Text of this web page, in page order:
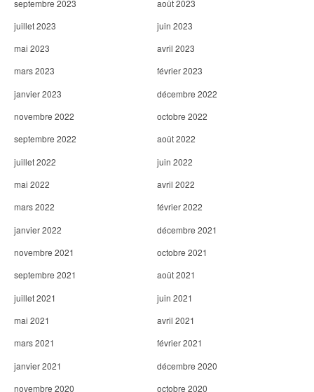
septembre 2023
août 2023
juillet 2023
juin 2023
mai 2023
avril 2023
mars 2023
février 2023
janvier 2023
décembre 2022
novembre 2022
octobre 2022
septembre 2022
août 2022
juillet 2022
juin 2022
mai 2022
avril 2022
mars 2022
février 2022
janvier 2022
décembre 2021
novembre 2021
octobre 2021
septembre 2021
août 2021
juillet 2021
juin 2021
mai 2021
avril 2021
mars 2021
février 2021
janvier 2021
décembre 2020
novembre 2020
octobre 2020